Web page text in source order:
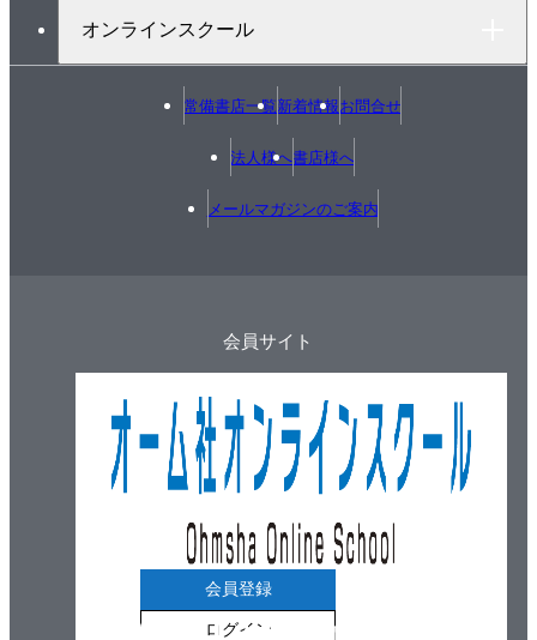
オンラインスクール
常備書店一覧新着情報お問合せ
法人様へ書店様へ
メールマガジンのご案内
会員サイト
会員登録
ログイン